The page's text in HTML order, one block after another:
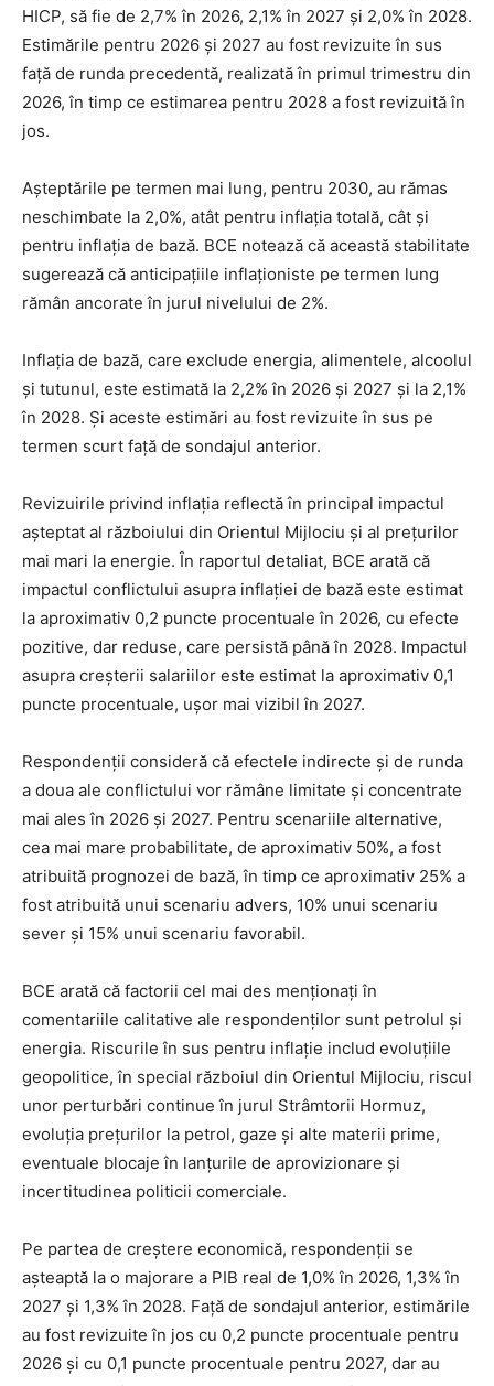
HICP, să fie de 2,7% în 2026, 2,1% în 2027 și 2,0% în 2028.
Estimările pentru 2026 și 2027 au fost revizuite în sus
față de runda precedentă, realizată în primul trimestru din
2026, în timp ce estimarea pentru 2028 a fost revizuită în
jos.
Așteptările pe termen mai lung, pentru 2030, au rămas
neschimbate la 2,0%, atât pentru inflația totală, cât și
pentru inflația de bază. BCE notează că această stabilitate
sugerează că anticipațiile inflaționiste pe termen lung
rămân ancorate în jurul nivelului de 2%.
Inflația de bază, care exclude energia, alimentele, alcoolul
și tutunul, este estimată la 2,2% în 2026 și 2027 și la 2,1%
în 2028. Și aceste estimări au fost revizuite în sus pe
termen scurt față de sondajul anterior.
Revizuirile privind inflația reflectă în principal impactul
așteptat al războiului din Orientul Mijlociu și al prețurilor
mai mari la energie. În raportul detaliat, BCE arată că
impactul conflictului asupra inflației de bază este estimat
la aproximativ 0,2 puncte procentuale în 2026, cu efecte
pozitive, dar reduse, care persistă până în 2028. Impactul
asupra creșterii salariilor este estimat la aproximativ 0,1
puncte procentuale, ușor mai vizibil în 2027.
Respondenții consideră că efectele indirecte și de runda
a doua ale conflictului vor rămâne limitate și concentrate
mai ales în 2026 și 2027. Pentru scenariile alternative,
cea mai mare probabilitate, de aproximativ 50%, a fost
atribuită prognozei de bază, în timp ce aproximativ 25% a
fost atribuită unui scenariu advers, 10% unui scenariu
sever și 15% unui scenariu favorabil.
BCE arată că factorii cel mai des menționați în
comentariile calitative ale respondenților sunt petrolul și
energia. Riscurile în sus pentru inflație includ evoluțiile
geopolitice, în special războiul din Orientul Mijlociu, riscul
unor perturbări continue în jurul Strâmtorii Hormuz,
evoluția prețurilor la petrol, gaze și alte materii prime,
eventuale blocaje în lanțurile de aprovizionare și
incertitudinea politicii comerciale.
Pe partea de creștere economică, respondenții se
așteaptă la o majorare a PIB real de 1,0% în 2026, 1,3% în
2027 și 1,3% în 2028. Față de sondajul anterior, estimările
au fost revizuite în jos cu 0,2 puncte procentuale pentru
2026 și cu 0,1 puncte procentuale pentru 2027, dar au